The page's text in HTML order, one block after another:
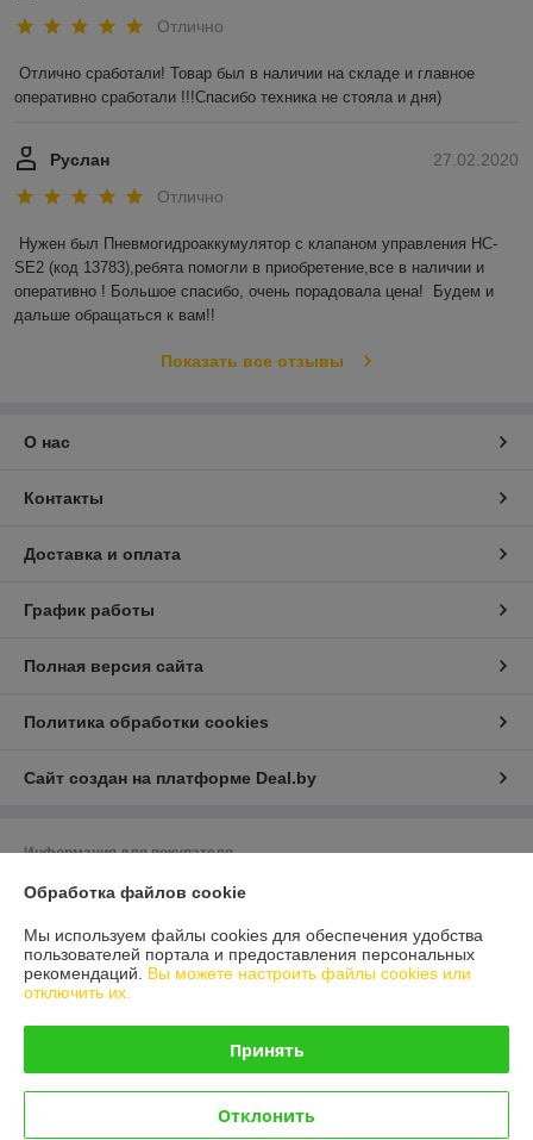
Отлично
Отлично сработали! Товар был в наличии на складе и главное
оперативно сработали !!!Спасибо техника не стояла и дня)
27.02.2020
Руслан
Отлично
Нужен был Пневмогидроаккумулятор с клапаном управления HC-
SE2 (код 13783),ребята помогли в приобретение,все в наличии и
оперативно ! Большое спасибо, очень порадовала цена!  Будем и
дальше обращаться к вам!!
Показать все отзывы
О нас
Контакты
Доставка и оплата
График работы
Полная версия сайта
Политика обработки cookies
Сайт создан на платформе Deal.by
Информация для покупателя
Юридическое лицо:ООО "Белдормашзапчасть"
Регистрационный номер ЕГР: 191291019
УНП: 191291019
Регистрационный орган: Минский горисполком
Дата регистрации компании: 18.03.2011
Ссылка на свидетельство/лицензию
Ссылка на свидетельство/лицензию
Обработка файлов cookie
Мы используем файлы cookies для обеспечения удобства
пользователей портала и предоставления персональных
рекомендаций. Вы можете настроить файлы cookies или
отключить их.
Принять
Отклонить